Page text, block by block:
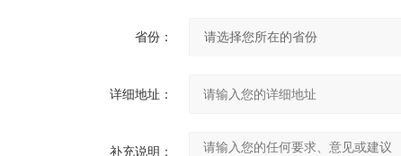
省份：
详细地址：
补充说明：